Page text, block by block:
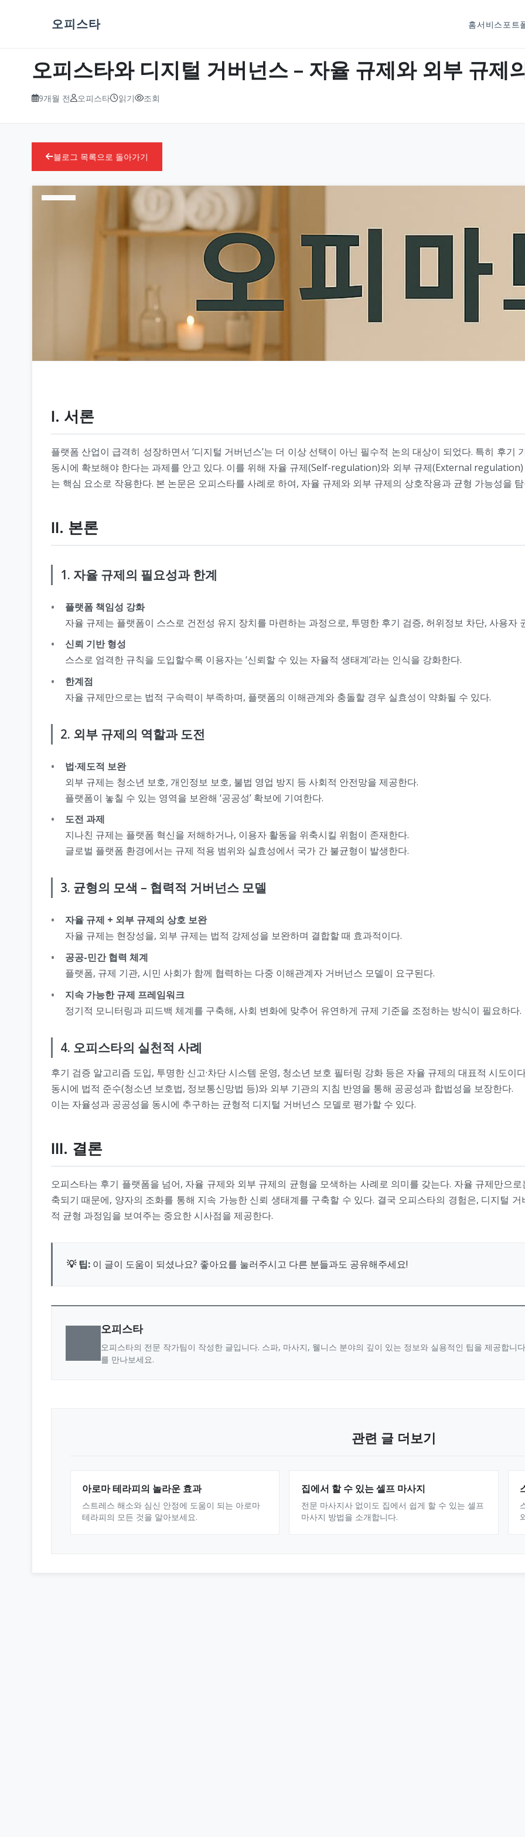
오피스타 홈서비스 포트
오피스타와 디지털 거버넌스 – 자율 규제와 외부 규제
9개월 전 오피스타 읽기 조회
블로그 목록으로 돌아가기
Ⅰ. 서론
플랫폼 산업이 급격히 성장하면서 ‘디지털 거버넌스’는 더 이상 선택이 아닌 필수적 논의 대상이 되었다. 특히 후
동시에 확보해야 한다는 과제를 안고 있다. 이를 위해 자율 규제(Self-regulation)와 외부 규제(External
는 핵심 요소로 작용한다. 본 논문은 오피스타를 사례로 하여, 자율 규제와 외부 규제의 상호작용과 균형 가능성을
Ⅱ. 본론
1. 자율 규제의 필요성과 한계
플랫폼 책임성 강화
자율 규제는 플랫폼이 스스로 건전성 유지 장치를 마련하는 과정으로, 투명한 후기 검증, 허위정보 차단, 사용자
신뢰 기반 형성
스스로 엄격한 규칙을 도입할수록 이용자는 ‘신뢰할 수 있는 자율적 생태계’라는 인식을 강화한다.
한계점
자율 규제만으로는 법적 구속력이 부족하며, 플랫폼의 이해관계와 충돌할 경우 실효성이 약화될 수 있다.
2. 외부 규제의 역할과 도전
법·제도적 보완
외부 규제는 청소년 보호, 개인정보 보호, 불법 영업 방지 등 사회적 안전망을 제공한다.
플랫폼이 놓칠 수 있는 영역을 보완해 ‘공공성’ 확보에 기여한다.
도전 과제
지나친 규제는 플랫폼 혁신을 저해하거나, 이용자 활동을 위축시킬 위험이 존재한다.
글로벌 플랫폼 환경에서는 규제 적용 범위와 실효성에서 국가 간 불균형이 발생한다.
3. 균형의 모색 – 협력적 거버넌스 모델
자율 규제 + 외부 규제의 상호 보완
자율 규제는 현장성을, 외부 규제는 법적 강제성을 보완하며 결합할 때 효과적이다.
공공-민간 협력 체계
플랫폼, 규제 기관, 시민 사회가 함께 협력하는 다중 이해관계자 거버넌스 모델이 요구된다.
지속 가능한 규제 프레임워크
정기적 모니터링과 피드백 체계를 구축해, 사회 변화에 맞추어 유연하게 규제 기준을 조정하는 방식이 필요하다.
4. 오피스타의 실천적 사례
후기 검증 알고리즘 도입, 투명한 신고·차단 시스템 운영, 청소년 보호 필터링 강화 등은 자율 규제의 대표적 시도이
동시에 법적 준수(청소년 보호법, 정보통신망법 등)와 외부 기관의 지침 반영을 통해 공공성과 합법성을 보장한다.
이는 자율성과 공공성을 동시에 추구하는 균형적 디지털 거버넌스 모델로 평가할 수 있다.
Ⅲ. 결론
오피스타는 후기 플랫폼을 넘어, 자율 규제와 외부 규제의 균형을 모색하는 사례로 의미를 갖는다. 자율 규제만으
축되기 때문에, 양자의 조화를 통해 지속 가능한 신뢰 생태계를 구축할 수 있다. 결국 오피스타의 경험은, 디지털
적 균형 과정임을 보여주는 중요한 시사점을 제공한다.
💡 팁: 이 글이 도움이 되셨나요? 좋아요를 눌러주시고 다른 분들과도 공유해주세요!
오피스타
오피스타의 전문 작가팀이 작성한 글입니다. 스파, 마사지, 웰니스 분야의 깊이 있는 정보와 실용적인 팁을 제공합니
를 만나보세요.
관련 글 더보기
아로마 테라피의 놀라운 효과
스트레스 해소와 심신 안정에 도움이 되는 아로마
테라피의 모든 것을 알아보세요.
집에서 할 수 있는 셀프 마사지
전문 마사지사 없이도 집에서 쉽게 할 수 있는 셀프
마사지 방법을 소개합니다.